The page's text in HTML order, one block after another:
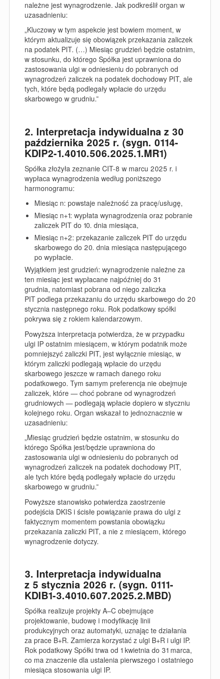
należne jest wynagrodzenie. Jak podkreślił organ w
uzasadnieniu:
„Kluczowy w tym aspekcie jest bowiem moment, w
którym aktualizuje się obowiązek przekazania zaliczek
na podatek PIT. (…) Miesiąc grudzień będzie ostatnim,
w stosunku, do którego Spółka jest uprawniona do
zastosowania ulgi w odniesieniu do pobranych od
wynagrodzeń zaliczek na podatek dochodowy PIT, ale
tych, które będą podlegały wpłacie do urzędu
skarbowego w grudniu.”
2. Interpretacja indywidualna z 30
października 2025 r. (sygn. 0114-
KDIP2-1.4010.506.2025.1.MR1)
Spółka złożyła zeznanie CIT-8 w marcu 2025 r. i
wypłaca wynagrodzenia według poniższego
harmonogramu:
Miesiąc n: powstaje należność za pracę/usługę,
Miesiąc n+1: wypłata wynagrodzenia oraz pobranie
zaliczek PIT do 10. dnia miesiąca,
Miesiąc n+2: przekazanie zaliczek PIT do urzędu
skarbowego do 20. dnia miesiąca następującego
po wypłacie.
Wyjątkiem jest grudzień: wynagrodzenie należne za
ten miesiąc jest wypłacane najpóźniej do 31
grudnia, natomiast pobrana od niego zaliczka
PIT podlega przekazaniu do urzędu skarbowego do 20
stycznia następnego roku. Rok podatkowy spółki
pokrywa się z rokiem kalendarzowym.
Powyższa interpretacja potwierdza, że w przypadku
ulgi IP ostatnim miesiącem, w którym podatnik może
pomniejszyć zaliczki PIT, jest wyłącznie miesiąc, w
którym zaliczki podlegają wpłacie do urzędu
skarbowego jeszcze w ramach danego roku
podatkowego. Tym samym preferencja nie obejmuje
zaliczek, które — choć pobrane od wynagrodzeń
grudniowych — podlegają wpłacie dopiero w styczniu
kolejnego roku. Organ wskazał to jednoznacznie w
uzasadnieniu:
„Miesiąc grudzień będzie ostatnim, w stosunku do
którego Spółka jest/będzie uprawniona do
zastosowania ulgi w odniesieniu do pobranych od
wynagrodzeń zaliczek na podatek dochodowy PIT,
ale tych które będą podlegały wpłacie do urzędu
skarbowego w grudniu.”
Powyższe stanowisko potwierdza zaostrzenie
podejścia DKIS i ścisłe powiązanie prawa do ulgi z
faktycznym momentem powstania obowiązku
przekazania zaliczki PIT, a nie z miesiącem, którego
wynagrodzenie dotyczy.
3. Interpretacja indywidualna
z 5 stycznia 2026 r. (sygn. 0111-
KDIB1-3.4010.607.2025.2.MBD)
Spółka realizuje projekty A–C obejmujące
projektowanie, budowę i modyfikację linii
produkcyjnych oraz automatyki, uznając te działania
za prace B+R. Zamierza korzystać z ulgi B+R i ulgi IP.
Rok podatkowy Spółki trwa od 1 kwietnia do 31 marca,
co ma znaczenie dla ustalenia pierwszego i ostatniego
miesiąca stosowania ulgi IP.